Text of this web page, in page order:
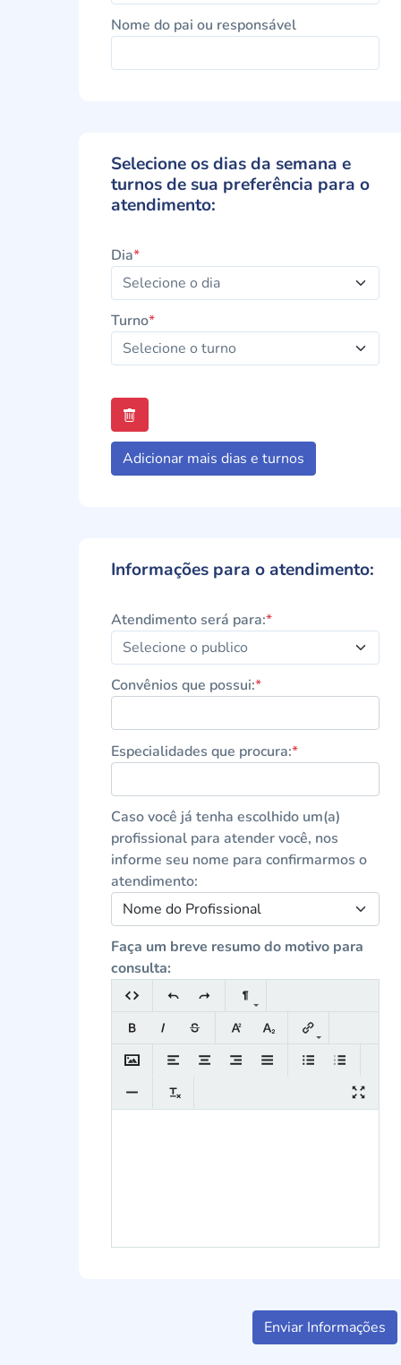
Nome do pai ou responsável
Selecione os dias da semana e
turnos de sua preferência para o
atendimento:
Dia*
Turno*
Adicionar mais dias e turnos
Informações para o atendimento:
Atendimento será para:*
Convênios que possui:*
Especialidades que procura:*
Caso você já tenha escolhido um(a)
profissional para atender você, nos
informe seu nome para confirmarmos o
atendimento:
Nome do Profissional
Faça um breve resumo do motivo para
consulta:
Enviar Informações